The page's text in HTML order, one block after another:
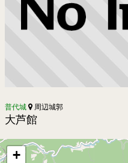
普代城 周辺城郭
大芦館
+